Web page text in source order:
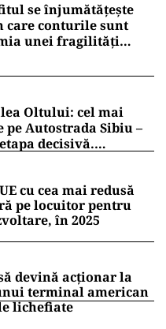
se înjumătățește
care conturile sunt
unei fragilități
Oltului: cel mai
Autostrada Sibiu –
decisivă.
ajuns cu lucrările
cu cea mai redusă
pe locuitor pentru
în 2025
devină acționar la
terminal american
lichefiate